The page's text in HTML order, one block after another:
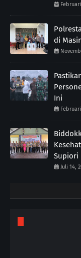
di
Ini
Supiori
Juli 14,